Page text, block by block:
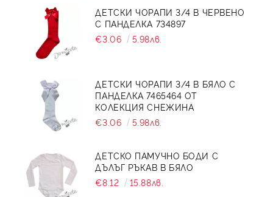
ДЕТСКИ ЧОРАПИ 3/4 В ЧЕРВЕНО
С ПАНДЕЛКА 734897
€3.06
5.98лв.
ДЕТСКИ ЧОРАПИ 3/4 В БЯЛО С
ПАНДЕЛКА 7465464 ОТ
КОЛЕКЦИЯ СНЕЖИНА
€3.06
5.98лв.
ДЕТСКО ПАМУЧНО БОДИ С
ДЪЛЪГ РЪКАВ В БЯЛО
€8.12
15.88лв.